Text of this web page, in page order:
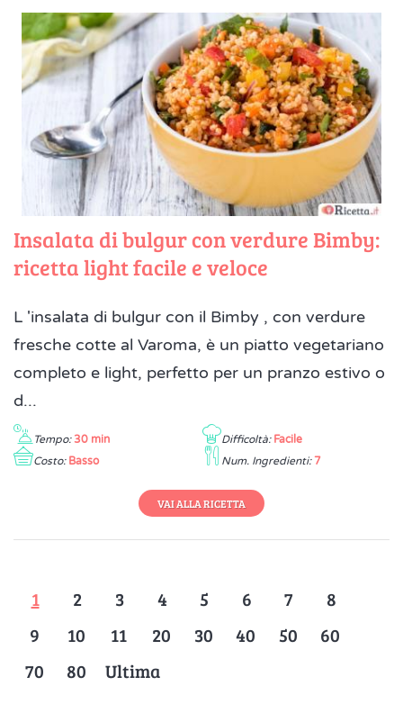
Insalata di bulgur con verdure Bimby:
ricetta light facile e veloce
L 'insalata di bulgur con il Bimby , con verdure
fresche cotte al Varoma, è un piatto vegetariano
completo e light, perfetto per un pranzo estivo o
d...
Tempo: 30 min Difficoltà: Facile
Costo: Basso Num. Ingredienti: 7
VAI ALLA RICETTA
1 2 3 4 5 6 7
8
9
10 11 20 30 40 50
60
70
80 Ultima